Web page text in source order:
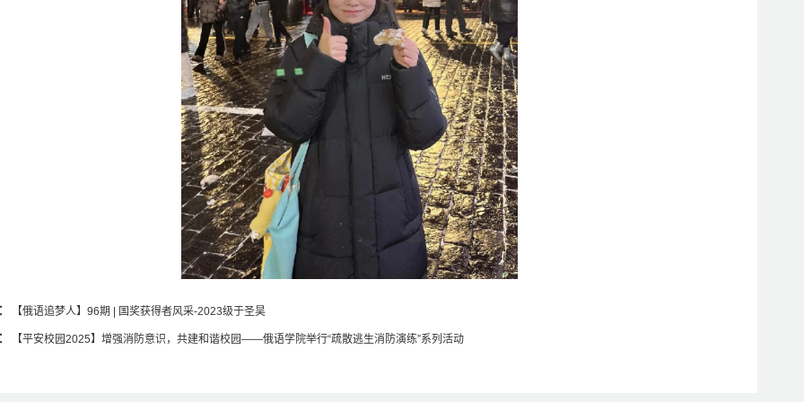
【俄语追梦人】96期 | 国奖获得者风采-2023级于圣昊
【平安校园2025】增强消防意识，共建和谐校园——俄语学院举行“疏散逃生消防演练”系列活动